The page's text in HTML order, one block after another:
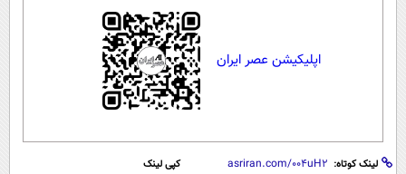
اپلیکیشن عصر ایران
لینک کوتاه: کپی لینک